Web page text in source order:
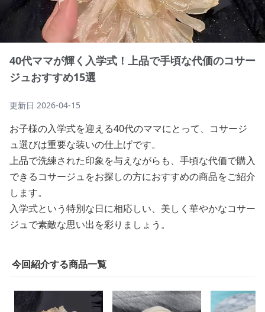
40代ママが輝く入学式！上品で手頃な代価のコサー
ジュおすすめ15選
更新日 2026-04-15
お子様の入学式を迎える40代のママにとって、コサージ
ュ選びは重要な装いの仕上げです。
上品で洗練された印象を与えながらも、手頃な代価で購入
できるコサージュをお探しの方におすすめの商品をご紹介
します。
入学式という特別な日に相応しい、美しく華やかなコサー
ジュで素敵な思い出を彩りましょう。
今回紹介する商品一覧